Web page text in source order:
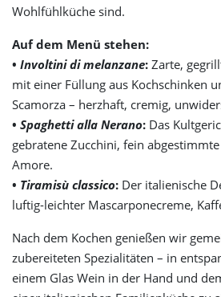
Wohlfühlküche sind.
Auf dem Menü stehen:
• Involtini di melanzane: Zarte,
mit einer Füllung aus Kochschinken
Scamorza – herzhaft, cremig,
• Spaghetti alla Nerano: Das
gebratene Zucchini, fein
Amore.
• Tiramisù classico: Der italienische
luftig-leichter Mascarponecreme,
Nach dem Kochen genießen wir
zubereiteten Spezialitäten – in
einem Glas Wein in der Hand und